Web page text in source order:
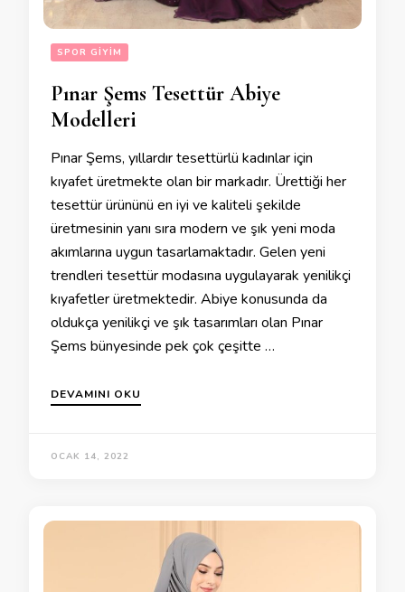
SPOR GIYIM
Pınar Şems Tesettür Abiye
Modelleri
Pınar Şems, yıllardır tesettürlü kadınlar için
kıyafet üretmekte olan bir markadır. Ürettiği her
tesettür ürününü en iyi ve kaliteli şekilde
üretmesinin yanı sıra modern ve şık yeni moda
akımlarına uygun tasarlamaktadır. Gelen yeni
trendleri tesettür modasına uygulayarak yenilikçi
kıyafetler üretmektedir. Abiye konusunda da
oldukça yenilikçi ve şık tasarımları olan Pınar
Şems bünyesinde pek çok çeşitte …
DEVAMINI OKU
OCAK 14, 2022